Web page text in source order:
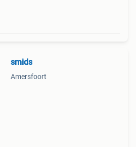
smids
Amersfoort